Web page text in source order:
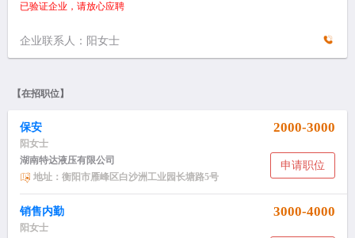
已验证企业，请放心应聘
企业联系人：阳女士
【在招职位】
保安 2000-3000
阳女士
申请职位
湖南特达液压有限公司
地址：衡阳市雁峰区白沙洲工业园长塘路5号
销售内勤 3000-4000
阳女士